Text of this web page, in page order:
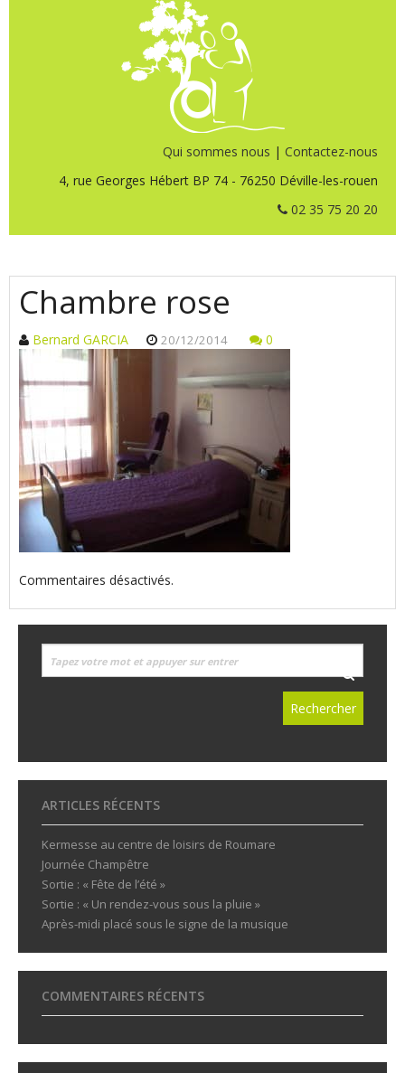
Qui sommes nous | Contactez-nous
4, rue Georges Hébert BP 74 - 76250 Déville-les-rouen
02 35 75 20 20
Chambre rose
Bernard GARCIA 20/12/2014 0
Commentaires désactivés.
ARTICLES RÉCENTS
Kermesse au centre de loisirs de Roumare
Journée Champêtre
Sortie : « Fête de l’été »
Sortie : « Un rendez-vous sous la pluie »
Après-midi placé sous le signe de la musique
COMMENTAIRES RÉCENTS